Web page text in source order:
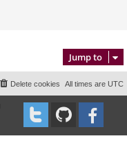
Jump to
All times are UTC
Delete cookies